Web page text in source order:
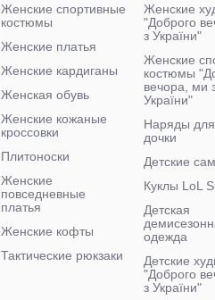
Женские спортивные
костюмы
Женские платья
Женские кардиганы
Женская обувь
Женские кожаные
кроссовки
Плитоноски
Женские
повседневные
платья
Женские кофты
Тактические рюкзаки
Женские
"Доброго
з України"
Женские
костюмы
вечора, ми
України"
Наряды
дочки
Детские
Куклы LoL
Детская
одежда
Детские
"Доброго
з України"